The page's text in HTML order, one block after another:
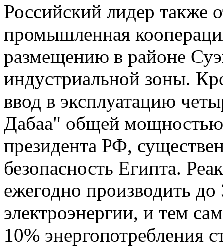
Российский лидер также
промышленная
размещению в районе
индустриальной зоны.
ввод в эксплуатацию
Дабаа" общей мощностью
президента РФ,
безопасность Египта.
ежегодно производить
электроэнергии, и тем
10% энергопотребления